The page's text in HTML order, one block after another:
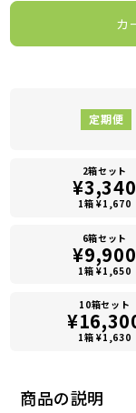
商品の説明
カ
2箱セット
¥3,340
1箱 ¥1,670
6箱セット
¥9,900
1箱 ¥1,650
10箱セット
1箱 ¥1,630